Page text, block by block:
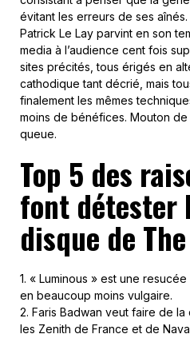
évitant les erreurs de ses
Patrick Le Lay parvint en son
media à l’audience cent fois
sites précités, tous érigés en
cathodique tant décrié, mais
finalement les mêmes
moins de bénéfices. Mouton
queue.
Top 5 des
font détester
disque de
1. « Luminous » est une
en beaucoup moins vulgaire.
2. Faris Badwan veut faire de
les Zenith de France et de